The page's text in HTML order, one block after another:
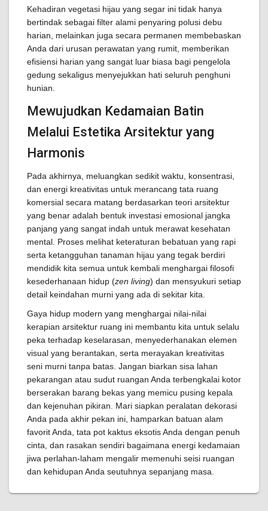
Kehadiran vegetasi hijau yang segar ini tidak hanya
bertindak sebagai filter alami penyaring polusi debu
harian, melainkan juga secara permanen membebaskan
Anda dari urusan perawatan yang rumit, memberikan
efisiensi harian yang sangat luar biasa bagi pengelola
gedung sekaligus menyejukkan hati seluruh penghuni
hunian.
Mewujudkan Kedamaian Batin
Melalui Estetika Arsitektur yang
Harmonis
Pada akhirnya, meluangkan sedikit waktu, konsentrasi,
dan energi kreativitas untuk merancang tata ruang
komersial secara matang berdasarkan teori arsitektur
yang benar adalah bentuk investasi emosional jangka
panjang yang sangat indah untuk merawat kesehatan
mental. Proses melihat keteraturan bebatuan yang rapi
serta ketangguhan tanaman hijau yang tegak berdiri
mendidik kita semua untuk kembali menghargai filosofi
kesederhanaan hidup (zen living) dan mensyukuri setiap
detail keindahan murni yang ada di sekitar kita.
Gaya hidup modern yang menghargai nilai-nilai
kerapian arsitektur ruang ini membantu kita untuk selalu
peka terhadap keselarasan, menyederhanakan elemen
visual yang berantakan, serta merayakan kreativitas
seni murni tanpa batas. Jangan biarkan sisa lahan
pekarangan atau sudut ruangan Anda terbengkalai kotor
berserakan barang bekas yang memicu pusing kepala
dan kejenuhan pikiran. Mari siapkan peralatan dekorasi
Anda pada akhir pekan ini, hamparkan batuan alam
favorit Anda, tata pot kaktus eksotis Anda dengan penuh
cinta, dan rasakan sendiri bagaimana energi kedamaian
jiwa perlahan-laham mengalir memenuhi seisi ruangan
dan kehidupan Anda seutuhnya sepanjang masa.